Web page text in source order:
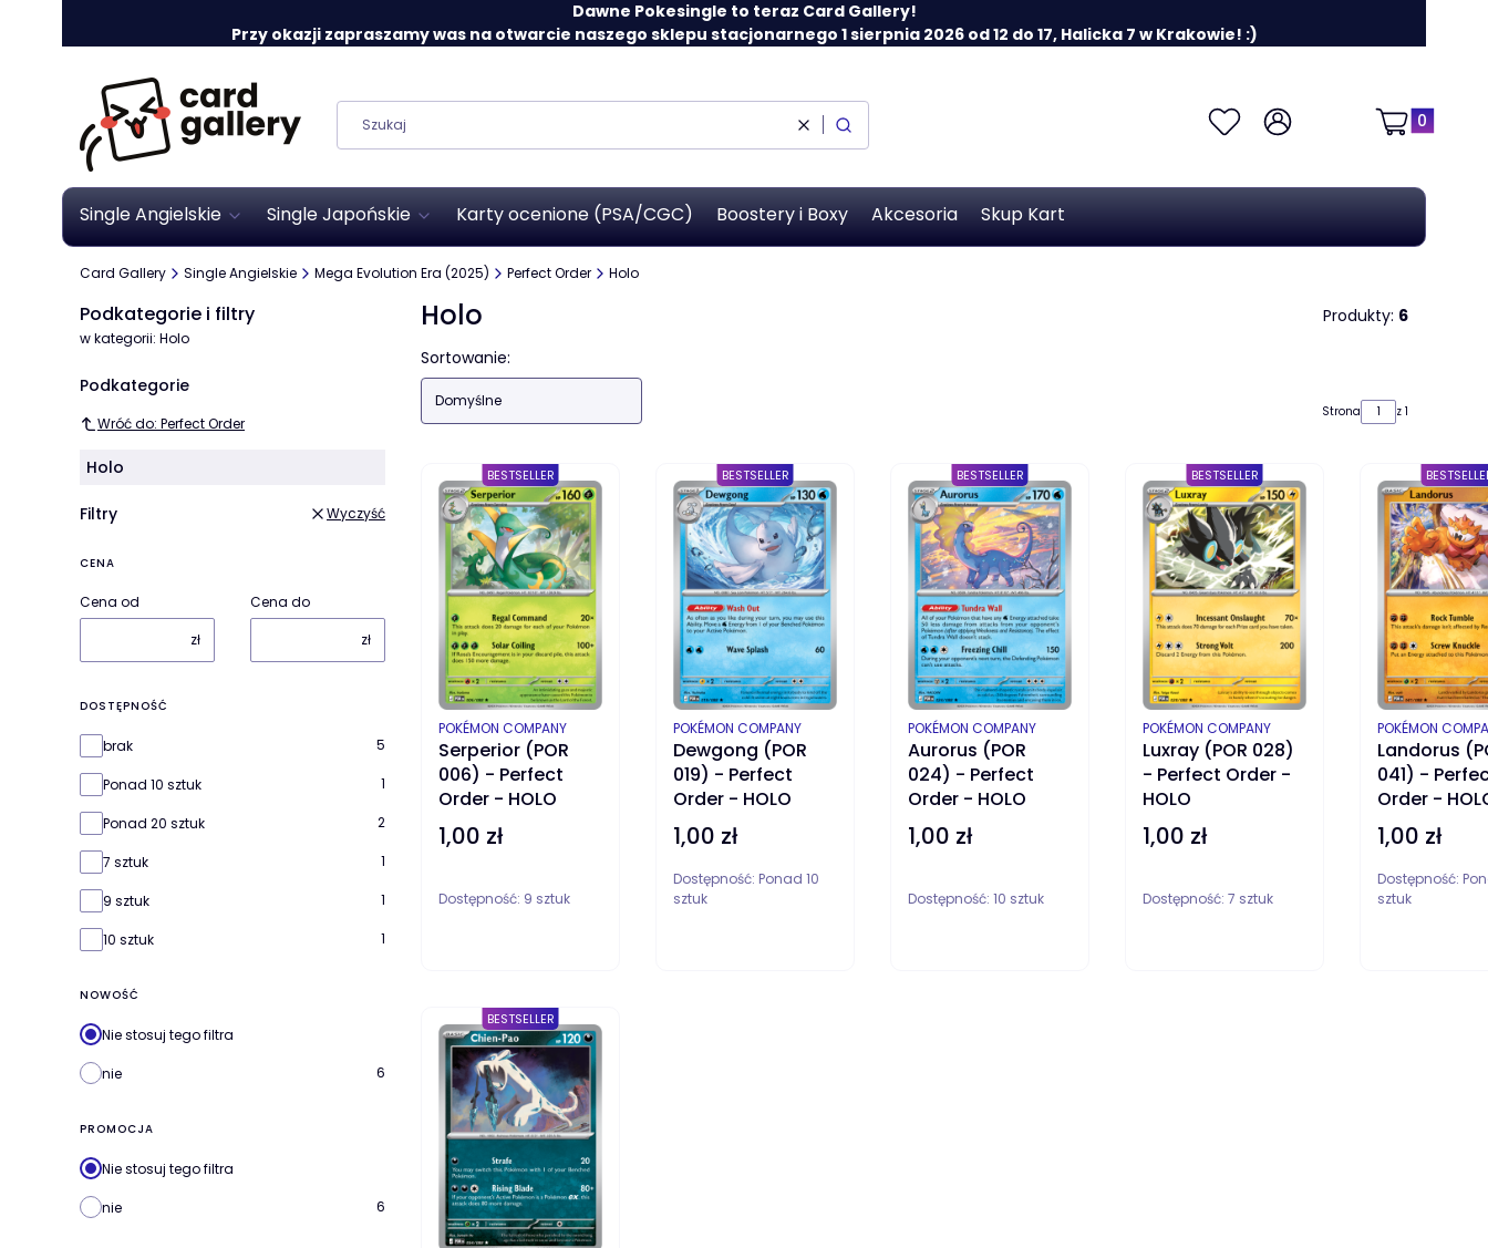
Dawne Pokesingle to teraz Card Gallery!
Przy okazji zapraszamy was na otwarcie naszego sklepu stacjonarnego 1 sierpnia 2026 od 12 do 17, Halicka 7 w Krakowie! :)
WyczyśćSzukaj UlubioneZaloguj się
Produkty w
Koszyk
Single Angielskie Single Japońskie Karty ocenione (PSA/CGC) Boostery i Boxy Akcesoria Skup Kart
Card Gallery Single Angielskie Mega Evolution Era (2025) Perfect Order Holo
Podkategorie i filtry
w kategorii: Holo
Podkategorie
Wróć do: Perfect Order
Holo
Filtry Wyczyść
CENA
Cena od
zł
Cena do
zł
DOSTĘPNOŚĆ
Dostępność
brak 5
Ponad 10 sztuk 1
Ponad 20 sztuk 2
7 sztuk 1
9 sztuk 1
10 sztuk 1
NOWOŚĆ
Nie stosuj tego filtra
nie 6
PROMOCJA
Nie stosuj tego filtra
nie 6
Holo Produkty: 6
Lista produktów
Sortowanie:
Domyślne
Strona z 1
BESTSELLER
Serperior (POR
006) - Perfect
Order - HOLO
PRODUCENT
POKÉMON COMPANY
Cena
1,00 zł
Dostępność: 9 sztuk
BESTSELLER
Dewgong (POR
019) - Perfect
Order - HOLO
PRODUCENT
POKÉMON COMPANY
Cena
1,00 zł
Dostępność: Ponad 10
sztuk
BESTSELLER
Aurorus (POR
024) - Perfect
Order - HOLO
PRODUCENT
POKÉMON COMPANY
Cena
1,00 zł
Dostępność: 10 sztuk
BESTSELLER
Luxray (POR 028)
- Perfect Order -
HOLO
PRODUCENT
POKÉMON COMPANY
Cena
1,00 zł
Dostępność: 7 sztuk
Landorus
041) -
Order -
PRODUCENT
POKÉMON
Cena
1,00 zł
Dostępność:
sztuk
BESTSELLER